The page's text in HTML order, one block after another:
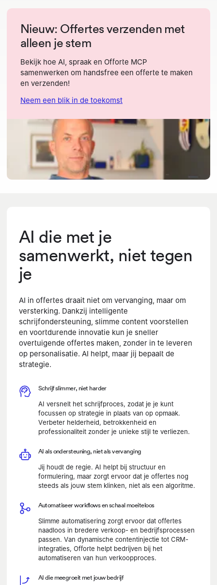
Nieuw: Offertes verzenden met
alleen je stem
Bekijk hoe AI, spraak en Offorte MCP
samenwerken om handsfree een offerte te maken
en verzenden!
Neem een blik in de toekomst
AI die met je
samenwerkt, niet tegen
je
AI in offertes draait niet om vervanging, maar om
versterking. Dankzij intelligente
schrijfondersteuning, slimme content voorstellen
en voortdurende innovatie kun je sneller
overtuigende offertes maken, zonder in te leveren
op personalisatie. AI helpt, maar jij bepaalt de
strategie.
Schrijf slimmer, niet harder
AI versnelt het schrijfproces, zodat je je kunt
focussen op strategie in plaats van op opmaak.
Verbeter helderheid, betrokkenheid en
professionaliteit zonder je unieke stijl te verliezen.
AI als ondersteuning, niet als vervanging
Jij houdt de regie. AI helpt bij structuur en
formulering, maar zorgt ervoor dat je offertes nog
steeds als jouw stem klinken, niet als een algoritme.
Automatiseer workflows en schaal moeiteloos
Slimme automatisering zorgt ervoor dat offertes
naadloos in bredere verkoop- en bedrijfsprocessen
passen. Van dynamische contentinjectie tot CRM-
integraties, Offorte helpt bedrijven bij het
automatiseren van hun verkoopproces.
AI die meegroeit met jouw bedrijf